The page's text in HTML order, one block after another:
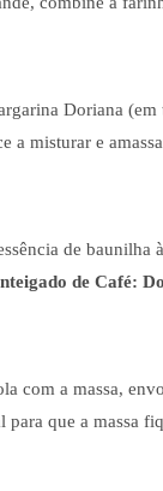
Doriana (em
a misturar e
de baunilha
de Café:
com a massa,
para que a massa